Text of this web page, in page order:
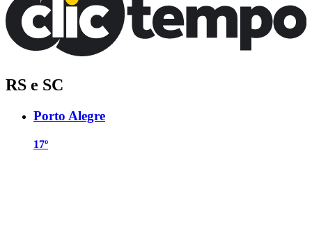
RS e SC
Porto Alegre
17º